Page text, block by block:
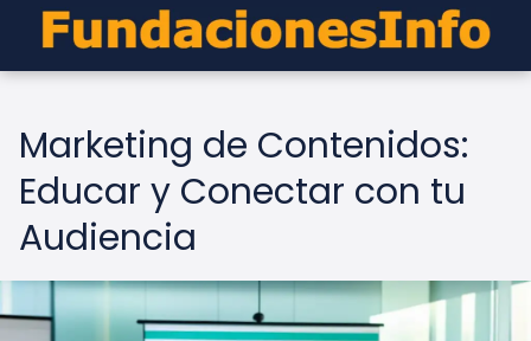
Marketing de Contenidos:
Educar y Conectar con tu
Audiencia